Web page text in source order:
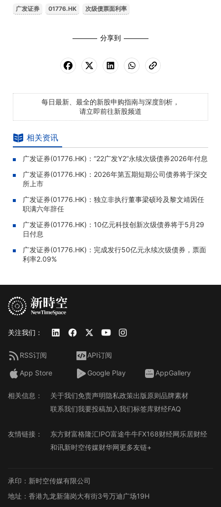
广发证券 01776.HK 次级债票面利率
分享到
每日最新、最全的新股申购指南与深度剖析，
请立即前往新股频道
相关资讯
广发证券(01776.HK)：“22广发Y2”永续次级债券2026年付息
广发证券(01776.HK)：2026年第五期短期公司债券将于深交
所上市
广发证券(01776.HK)：独立非执行董事梁硕玲及黎文靖因任
职满六年辞任
广发证券(01776.HK)：10亿元科技创新次级债券将于5月29
日付息
广发证券(01776.HK)：完成发行50亿元永续次级债券，票面
利率2.09%
关注我们：
RSS订阅 API订阅
App Store Google Play AppGallery
相关信息： 关于我们免责声明隐私政策出版原则品牌素材
联系我们我要投稿加入我们标签库财经FAQ
友情链接： 东方财富格隆汇IPO富途牛牛FX168财经网乐居财经
和讯新时空传媒财华网更多友链+
承印：新时空传媒有限公司
地址：香港九龙新蒲岗大有街3号万迪广场19H